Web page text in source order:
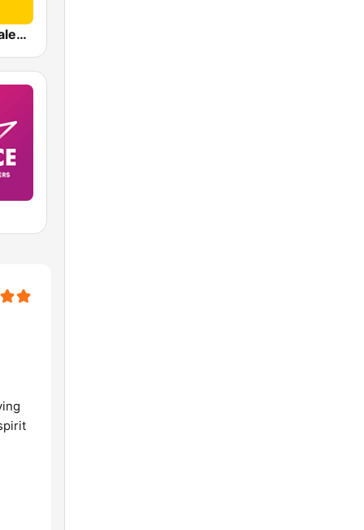
MuyBuena Valencia